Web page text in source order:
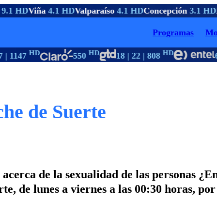
HDViña4.1 HDValparaíso4.1 HDConcepción3.1 HD
Programas
1147HD 550HD 18 | 22 | 808HD
de Suerte
de la sexualidad de las personas
de lunes a viernes a las 00:30 horas,